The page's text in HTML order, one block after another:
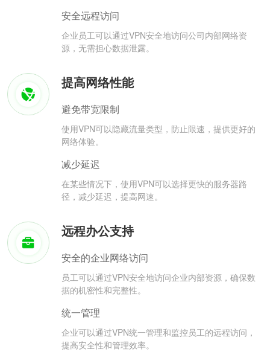
安全远程访问
企业员工可以通过VPN安全地访问公司内部网络资
源，无需担心数据泄露。
提高网络性能
避免带宽限制
使用VPN可以隐藏流量类型，防止限速，提供更好的
网络体验。
减少延迟
在某些情况下，使用VPN可以选择更快的服务器路
径，减少延迟，提高网速。
远程办公支持
安全的企业网络访问
员工可以通过VPN安全地访问企业内部资源，确保数
据的机密性和完整性。
统一管理
企业可以通过VPN统一管理和监控员工的远程访问，
提高安全性和管理效率。